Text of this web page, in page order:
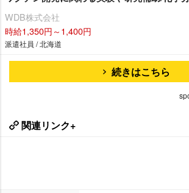
WDB株式会社
時給1,350円～1,400円
派遣社員 / 北海道
続きはこちら
関連リンク+